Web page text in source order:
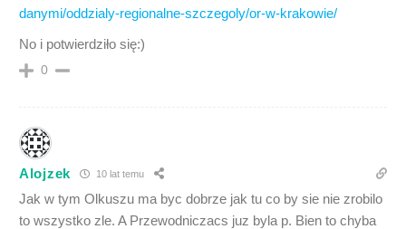
danymi/oddzialy-regionalne-szczegoly/or-w-krakowie/
No i potwierdziło się:)
0
Alojzek 10 lat temu
Jak w tym Olkuszu ma byc dobrze jak tu co by sie nie zrobilo
to wszystko zle. A Przewodniczacs juz byla p. Bien to chyba